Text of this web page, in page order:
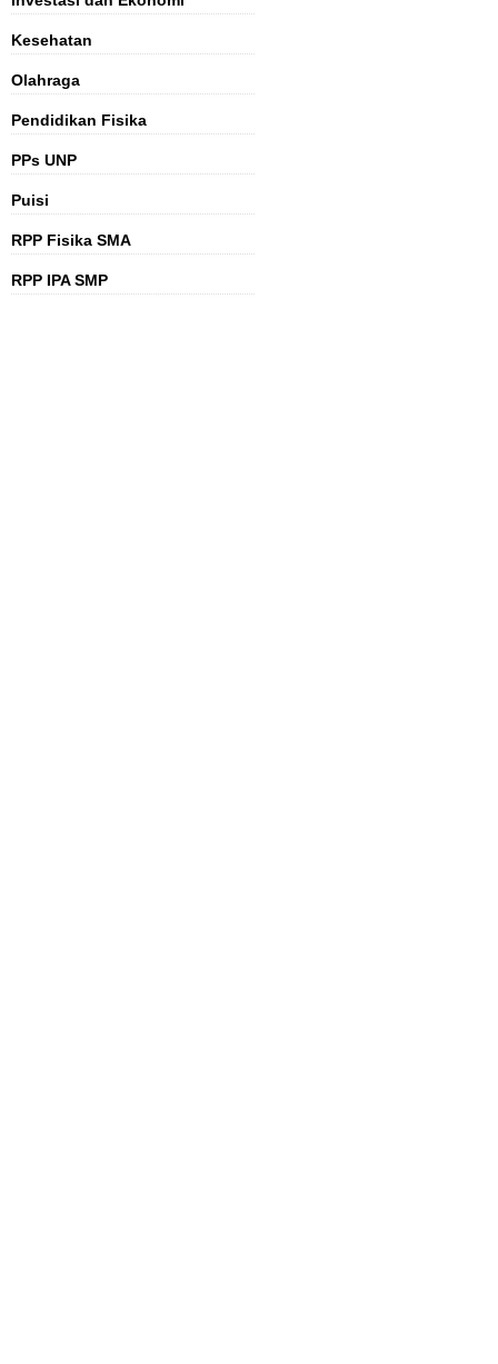
Kesehatan
Olahraga
Pendidikan Fisika
PPs UNP
Puisi
RPP Fisika SMA
RPP IPA SMP